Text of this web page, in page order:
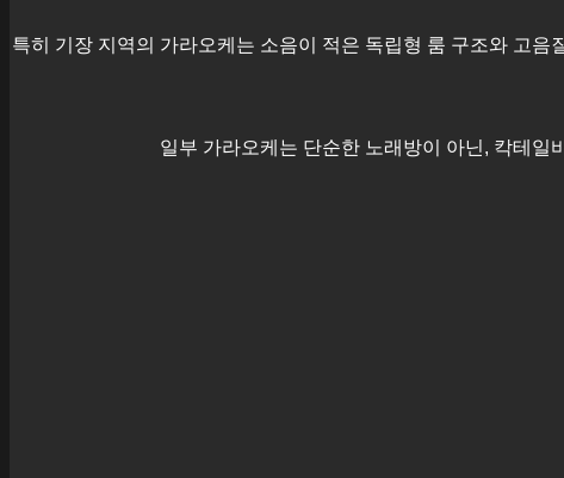
특히 기장 지역의 가라오케는 소음이 적은 독립형 룸 구조와 고
일부 가라오케는 단순한 노래방이 아닌, 칵테일